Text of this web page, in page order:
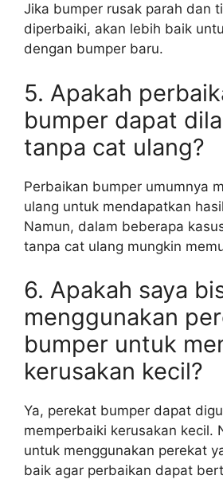
Jika bumper rusak parah dan
diperbaiki, akan lebih baik
dengan bumper baru.
5. Apakah
bumper dapat
tanpa cat ulang?
Perbaikan bumper umumnya
ulang untuk mendapatkan
Namun, dalam beberapa
tanpa cat ulang mungkin
6. Apakah saya
menggunakan
bumper untuk
kerusakan kecil?
Ya, perekat bumper dapat
memperbaiki kerusakan kecil.
untuk menggunakan perekat
baik agar perbaikan dapat